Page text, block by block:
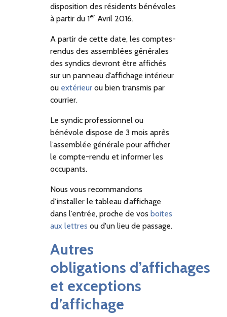
disposition des résidents bénévoles
à partir du 1er Avril 2016.
A partir de cette date, les comptes-
rendus des assemblées générales
des syndics devront être affichés
sur un panneau d’affichage intérieur
ou extérieur ou bien transmis par
courrier.
Le syndic professionnel ou
bénévole dispose de 3 mois après
l’assemblée générale pour afficher
le compte-rendu et informer les
occupants.
Nous vous recommandons
d’installer le tableau d’affichage
dans l’entrée, proche de vos boites
aux lettres ou d'un lieu de passage.
Autres
obligations d’affichages
et exceptions
d’affichage